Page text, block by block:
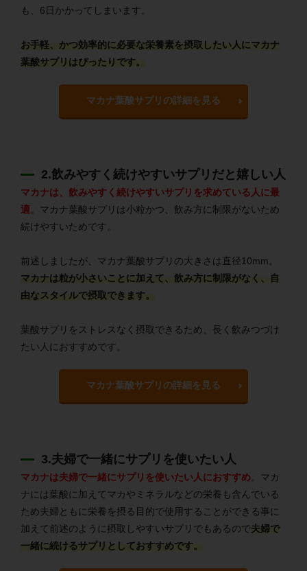
も、6日かかってしまいます。
お手軽、かつ効率的に必要な栄養素を摂取したい人にマカナ
葉酸サプリはぴったりです。
マカナ葉酸サプリの詳細を見る
2.飲みやすく続けやすいサプリだと嬉しい人
マカナは、飲みやすく続けやすいサプリを求めている人に最
適
マカナ葉酸サプリは小粒かつ、飲み方に制限がないため
続けやすいためです。
前述しましたが、マカナ葉酸サプリの大きさは直径10mm。
マカナは粒が小さいことに加えて、飲み方に制限がなく、自
由なスタイルで摂取できます。
葉酸サプリをストレスなく摂取できるため、長く飲みつづけ
たい人におすすめです。
マカナ葉酸サプリの詳細を見る
3.夫婦で一緒にサプリを使いたい人
マカナは夫婦で一緒にサプリを使いたい人におすすめ 。マカ
ナには葉酸に加えてマカやミネラルなどの栄養も含んでいる
ため夫婦ともに栄養を摂る目的で使用することができる事に
加えて前述のように摂取しやすいサプリでもあるので夫婦で
一緒に続けるサプリとしておすすめです。